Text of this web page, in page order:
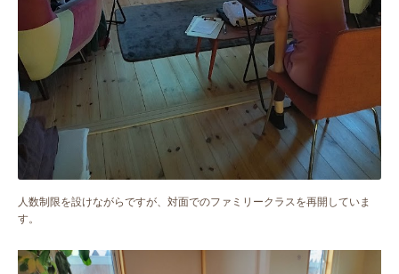
人数制限を設けながらですが、対面でのファミリークラスを再開していま
す。